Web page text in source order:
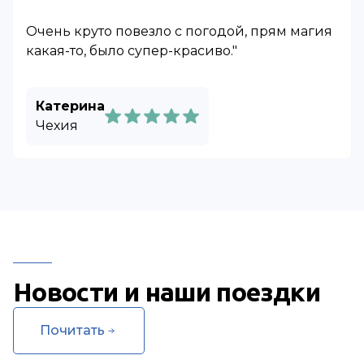
Очень круто повезло с погодой, прям магия
какая-то, было супер-красиво."
Катерина
Чехия
Новости и наши поездки
Почитать